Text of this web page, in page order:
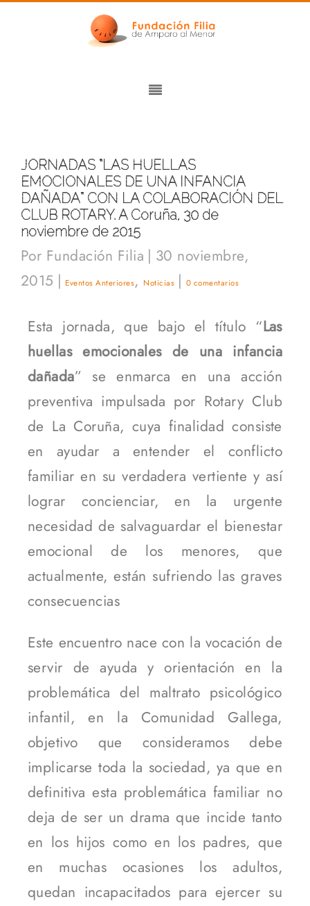
JORNADAS “LAS HUELLAS
EMOCIONALES DE UNA INFANCIA
DAÑADA” CON LA COLABORACIÓN DEL
CLUB ROTARY. A Coruña, 30 de
noviembre de 2015
Por Fundación Filia | 30 noviembre,
2015 | Eventos Anteriores, Noticias | 0 comentarios
Esta jornada, que bajo el título “Las
huellas emocionales de una infancia
dañada” se enmarca en una acción
preventiva impulsada por Rotary Club
de La Coruña, cuya finalidad consiste
en ayudar a entender el conflicto
familiar en su verdadera vertiente y así
lograr concienciar, en la urgente
necesidad de salvaguardar el bienestar
emocional de los menores, que
actualmente, están sufriendo las graves
consecuencias
Este encuentro nace con la vocación de
servir de ayuda y orientación en la
problemática del maltrato psicológico
infantil, en la Comunidad Gallega,
objetivo que consideramos debe
implicarse toda la sociedad, ya que en
definitiva esta problemática familiar no
deja de ser un drama que incide tanto
en los hijos como en los padres, que
en muchas ocasiones los adultos,
quedan incapacitados para ejercer su